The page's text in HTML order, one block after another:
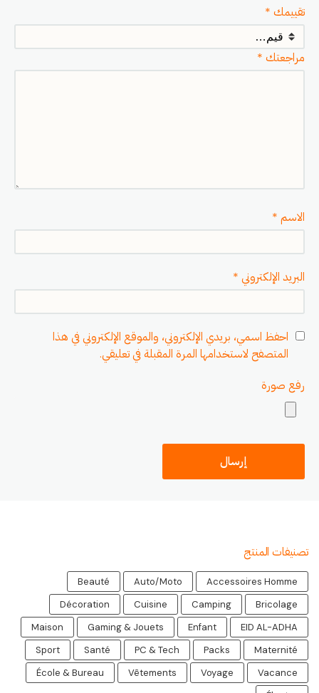
تقييمك *
مراجعتك *
الاسم *
البريد الإلكتروني *
احفظ اسمي، بريدي الإلكتروني، والموقع الإلكتروني في هذا
المتصفح لاستخدامها المرة المقبلة في تعليقي.
رفع صورة
تصنيفات المنتج
Accessoires Homme
Auto/Moto
Beauté
Bricolage
Camping
Cuisine
Décoration
EID AL-ADHA
Enfant
Gaming & Jouets
Maison
Maternité
Packs
PC & Tech
Santé
Sport
Vacance
Voyage
Vêtements
École & Bureau